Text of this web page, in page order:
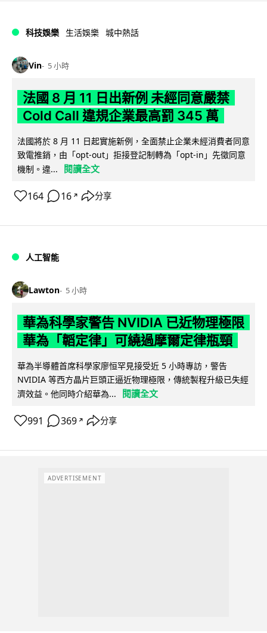
科技娛樂 生活娛樂 城中熱話
Vin 5 小時
法國 8 月 11 日出新例 未經同意嚴禁
Cold Call 違規企業最高罰 345 萬
法國將於 8 月 11 日起實施新例，全面禁止企業未經消費者同意
致電推銷，由「opt-out」拒接登記制轉為「opt-in」先徵同意
機制。違...
閱讀全文
164 16 ↗ 分享
人工智能
Lawton 5 小時
華為科學家警告 NVIDIA 已近物理極限
華為「韜定律」可繞過摩爾定律瓶頸
華為半導體首席科學家廖恒罕見接受近 5 小時專訪，警告
NVIDIA 等西方晶片巨頭正逼近物理極限，傳統製程升級已失經
濟效益。他同時介紹華為...
閱讀全文
991 369 ↗ 分享
ADVERTISEMENT